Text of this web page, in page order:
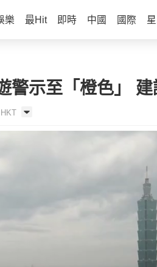
樂 最Hit 即時 中國 國際
警示至「橙色」